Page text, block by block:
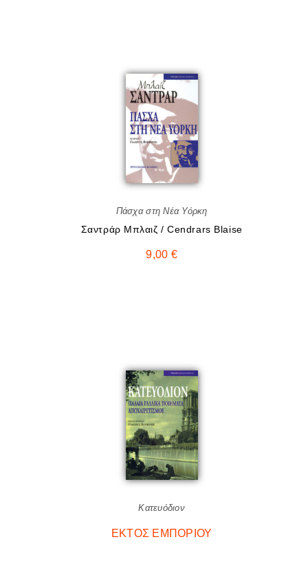
Πάσχα στη Νέα Υόρκη
Σαντράρ Mπλαιζ / Cendrars Blaise
9,00 €
Κατευόδιον
ΕΚΤΌΣ ΕΜΠΟΡΊΟΥ